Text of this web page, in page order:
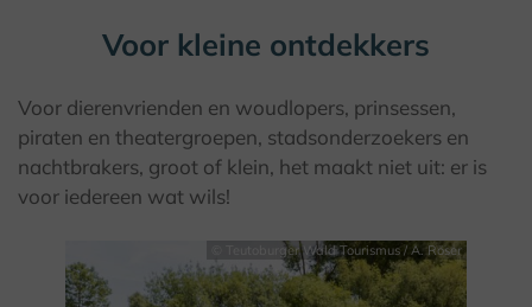
Voor kleine ontdekkers
Voor dierenvrienden en woudlopers, prinsessen,
piraten en theatergroepen, stadsonderzoekers en
nachtbrakers, groot of klein, het maakt niet uit: er is
voor iedereen wat wils!
© Teutoburger Wald Tourismus / A. Röser